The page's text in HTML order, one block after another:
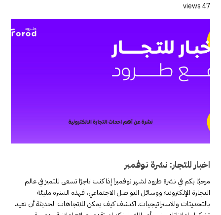
47 views
اخبار للتجار: نشرة نوفمبر
مرحبًا بكم في نشرة طرود لشهر نوفمبر! إذا كنت تاجرًا تسعى للتميز في عالم
التجارة الإلكترونية ووسائل التواصل الاجتماعي، فهذه النشرة مليئة
بالتحديثات والاستراتيجيات. اكتشف كيف يمكن للاتجاهات الحديثة أن تعيد